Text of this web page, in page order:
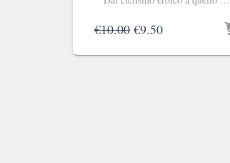
€10.00 Il
originale
€9.50Il
attuale